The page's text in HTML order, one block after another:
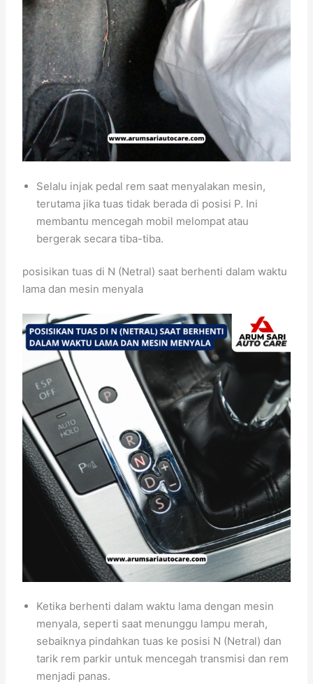
Selalu injak pedal rem saat menyalakan mesin,
terutama jika tuas tidak berada di posisi P. Ini
membantu mencegah mobil melompat atau
bergerak secara tiba-tiba.
posisikan tuas di N (Netral) saat berhenti dalam waktu
lama dan mesin menyala
Ketika berhenti dalam waktu lama dengan mesin
menyala, seperti saat menunggu lampu merah,
sebaiknya pindahkan tuas ke posisi N (Netral) dan
tarik rem parkir untuk mencegah transmisi dan rem
menjadi panas.